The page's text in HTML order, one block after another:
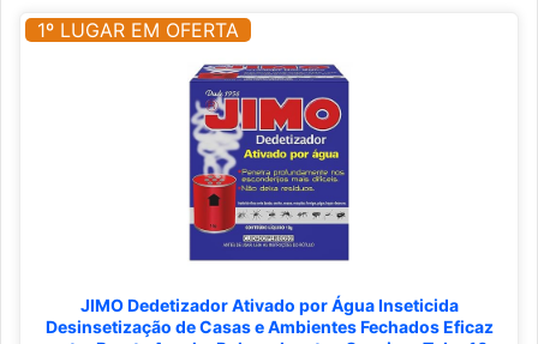
1º LUGAR EM OFERTA
JIMO Dedetizador Ativado por Água Inseticida
Desinsetização de Casas e Ambientes Fechados Eficaz